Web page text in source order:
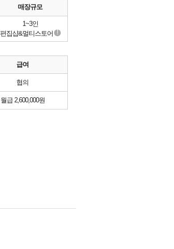
매장규모
1~3인
편집샵&멀티스토어 !
급여
협의
월급 2,600,000원